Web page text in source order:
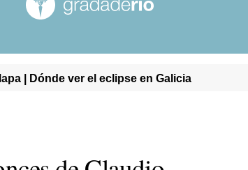
| Dónde ver el eclipse en Galicia